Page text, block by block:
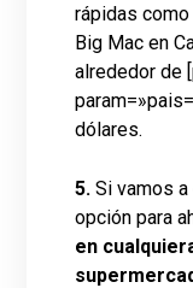
rápidas como
Big Mac en
alrededor de
dólares.
5. Si vamos
opción para
en